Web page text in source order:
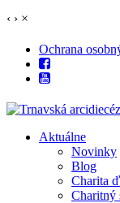
‹ › ×
Ochrana
Aktuálne
Novinky
Blog
Charita
Charitný